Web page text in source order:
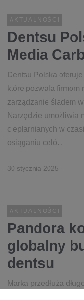
AKTUALNOŚCI
Dentsu
Media
Dentsu Polska
które pozwala firmom
zarządzanie śladem
Narzędzie umożliwia
cieplarnianych w
osiąganiu celó...
30 stycznia 2025
AKTUALNOŚCI
Pandora
globalny
dentsu
Marka przedłuża